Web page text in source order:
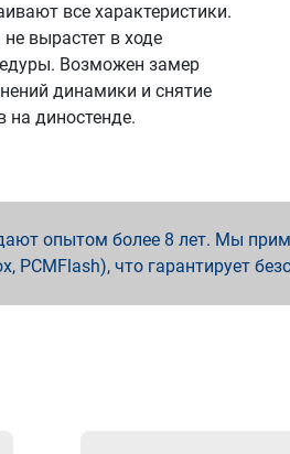
все характеристики.
вырастет в ходе
Возможен замер
динамики и снятие
на диностенде.
опытом более 8 лет. Мы
PCMFlash), что гарантирует